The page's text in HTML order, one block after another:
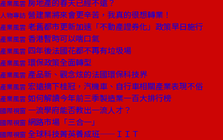
產業風雲 房地產的春天已經不遠？
人物專訪 營建業將來會更辛苦，我真的很想轉業！
產業風雲 老舊都市更新加速「不動產證券化」政策早日施行
產業風雲 香港暫時可以喘口氣
產業風雲 四年後法國花都不再有垃圾場
產業風雲 環保政策全面轉型
產業風雲 產品新、觀念炫的法國環保科技界
產業風雲 宏遠摘下桂冠，汽機車、自行車相關產業表現不俗
產業風雲 如何解讀今年前三季製造業一百大排行榜
國際視窗 一流學府能否教出一流人才？
國際視窗 網路市場「三合一」
國際視窗 全球科技菁英養成班——ＩＩＴ